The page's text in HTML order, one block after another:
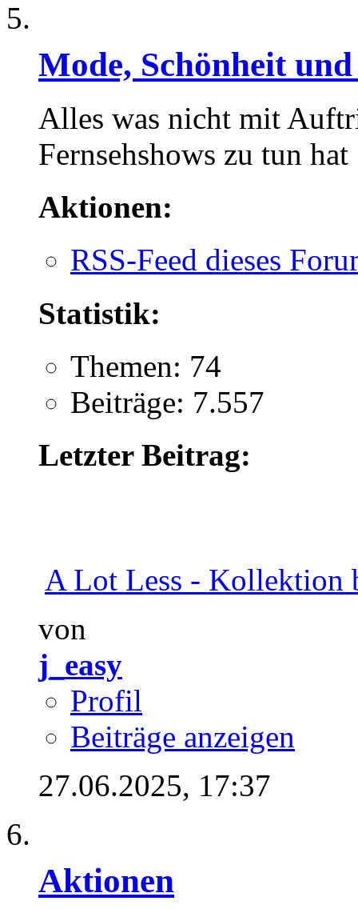
Mode, Schönheit
Alles was nicht mit
Fernsehshows zu tun hat
Aktionen:
RSS-Feed dieses
Statistik:
Themen: 74
Beiträge: 7.557
Letzter Beitrag:
A Lot Less - Kollektion
von
j_easy
Profil
Beiträge anzeigen
27.06.2025, 17:37
Aktionen